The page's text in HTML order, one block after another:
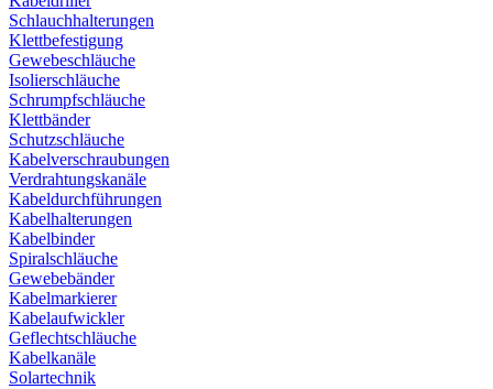
Schlauchhalterungen
Klettbefestigung
Gewebeschläuche
Isolierschläuche
Schrumpfschläuche
Klettbänder
Schutzschläuche
Kabelverschraubungen
Verdrahtungskanäle
Kabeldurchführungen
Kabelhalterungen
Kabelbinder
Spiralschläuche
Gewebebänder
Kabelmarkierer
Kabelaufwickler
Geflechtschläuche
Kabelkanäle
Solartechnik